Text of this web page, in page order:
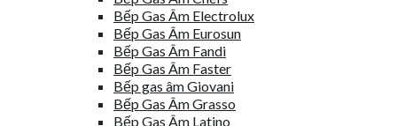
Bếp Gas Âm Electrolux
Bếp Gas Âm Eurosun
Bếp Gas Âm Fandi
Bếp Gas Âm Faster
Bếp gas âm Giovani
Bếp Gas Âm Grasso
Bếp Gas Âm Latino